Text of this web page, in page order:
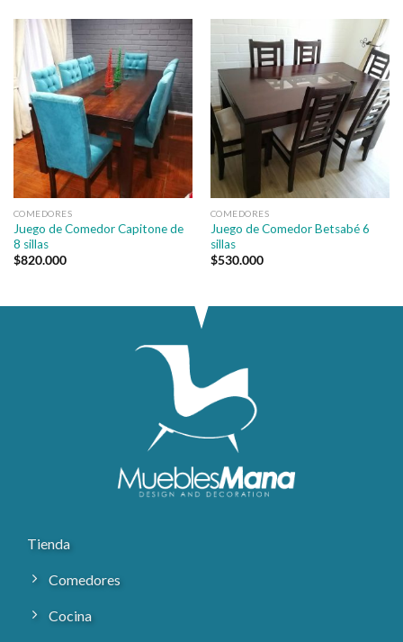
COMEDORES
Juego de Comedor Capitone de
8 sillas
$820.000
COMEDORES
Juego de Comedor Betsabé 6
sillas
$530.000
Tienda
Comedores
Cocina